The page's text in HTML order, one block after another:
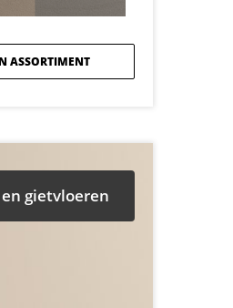
ASSORTIMENT
gietvloeren